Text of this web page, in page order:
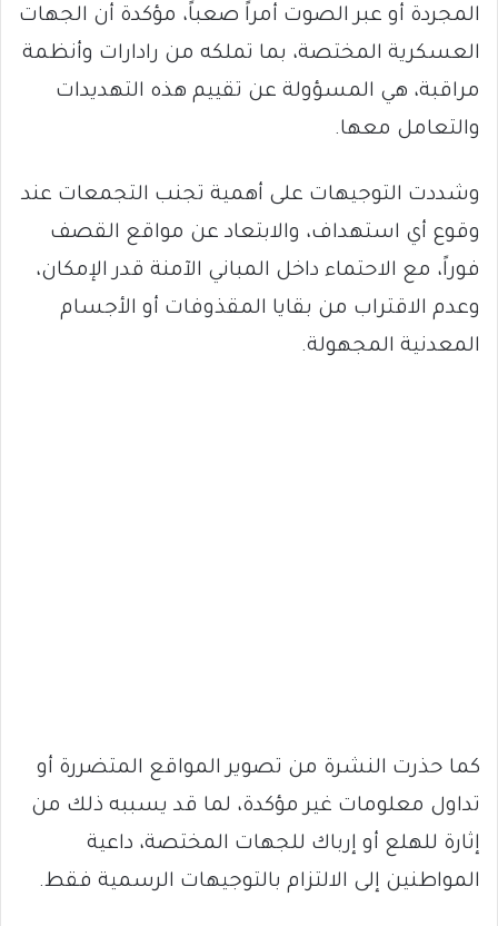
المجردة أو عبر الصوت أمراً صعباً، مؤكدة أن الجهات
العسكرية المختصة، بما تملكه من رادارات وأنظمة
مراقبة، هي المسؤولة عن تقييم هذه التهديدات
والتعامل معها.
وشددت التوجيهات على أهمية تجنب التجمعات عند
وقوع أي استهداف، والابتعاد عن مواقع القصف
فوراً، مع الاحتماء داخل المباني الآمنة قدر الإمكان،
وعدم الاقتراب من بقايا المقذوفات أو الأجسام
المعدنية المجهولة.
كما حذرت النشرة من تصوير المواقع المتضررة أو
تداول معلومات غير مؤكدة، لما قد يسببه ذلك من
إثارة للهلع أو إرباك للجهات المختصة، داعية
المواطنين إلى الالتزام بالتوجيهات الرسمية فقط.